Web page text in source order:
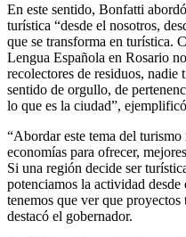
En este sentido, Bonfatti
turística “desde el nosotros,
que se transforma en turística.
Lengua Española en Rosario
recolectores de residuos, nadie
sentido de orgullo, de
lo que es la ciudad”, ejemplificó
“Abordar este tema del
economías para ofrecer,
Si una región decide ser
potenciamos la actividad
tenemos que ver que
destacó el gobernador.